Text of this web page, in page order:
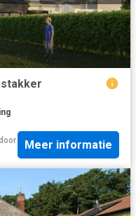
Meer informatie